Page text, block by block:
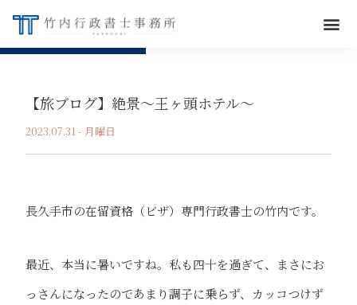
【旅ブログ】絶景～王ヶ頭ホテル～
2023.07.31 - 月曜日
長久手市の在留資格（ビザ）専門行政書士の竹内です。
最近、本当に暑いですね。私も四十を過ぎて、まさにお
っさんになったのであまり調子に乗らず、カッコつけず